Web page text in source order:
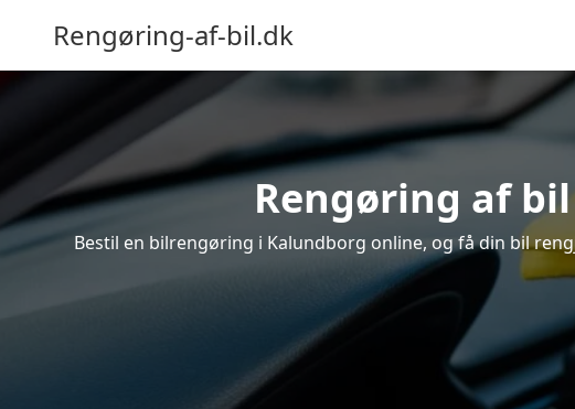
Rengøring-af-bil.dk
Rengøring af
Bestil en bilrengøring i Kalundborg online, og få din bil